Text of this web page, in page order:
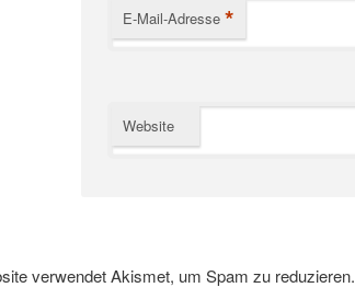
E-Mail-Adresse *
Website
verwendet Akismet, um Spam zu reduzieren.